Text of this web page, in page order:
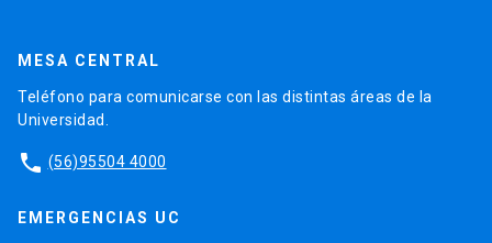
MESA CENTRAL
Teléfono para comunicarse con las distintas áreas de la
Universidad.
phone (56)95504 4000
EMERGENCIAS UC